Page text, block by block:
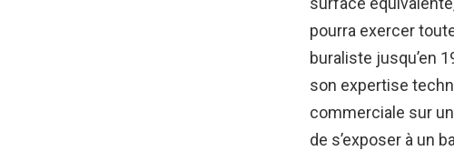
pourra exercer
buraliste jusqu’en
son expertise
commerciale sur
de s’exposer à un